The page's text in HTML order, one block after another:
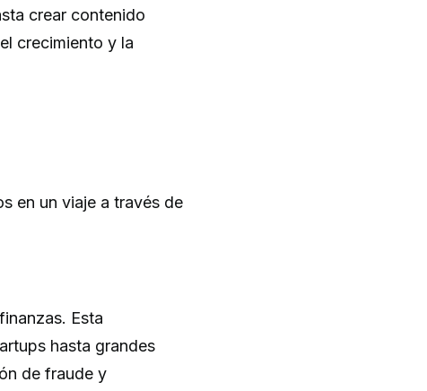
crear contenido
crecimiento y la
en un viaje a través de
Esta
hasta grandes
de fraude y